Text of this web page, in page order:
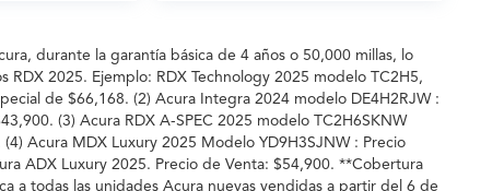
durante la garantía básica de 4 años o 50,000 millas, lo
2025. Ejemplo: RDX Technology 2025 modelo TC2H5,
de $66,168. (2) Acura Integra 2024 modelo DE4H2RJW :
(3) Acura RDX A-SPEC 2025 modelo TC2H6SKNW
Acura MDX Luxury 2025 Modelo YD9H3SJNW : Precio
ADX Luxury 2025. Precio de Venta: $54,900. **Cobertura
a todas las unidades Acura nuevas vendidas a partir del 6 de